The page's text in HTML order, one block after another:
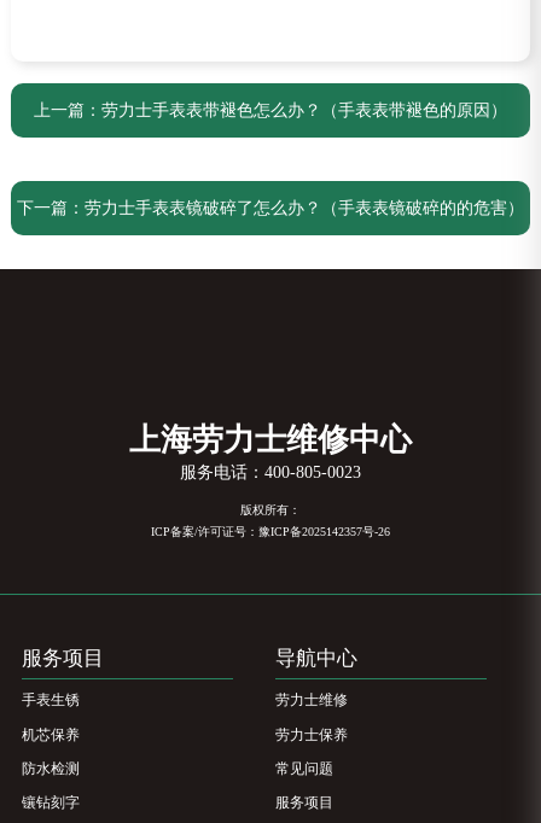
上一篇： 劳力士手表表带褪色怎么办？（手表表带褪色的原因）
下一篇： 劳力士手表表镜破碎了怎么办？（手表表镜破碎的的危害）
上海劳力士维修中心
服务电话： 400-805-0023
版权所有：
ICP备案/许可证号：豫ICP备2025142357号-26
服务项目
手表生锈
机芯保养
防水检测
镶钻刻字
导航中心
劳力士维修
劳力士保养
常见问题
服务项目